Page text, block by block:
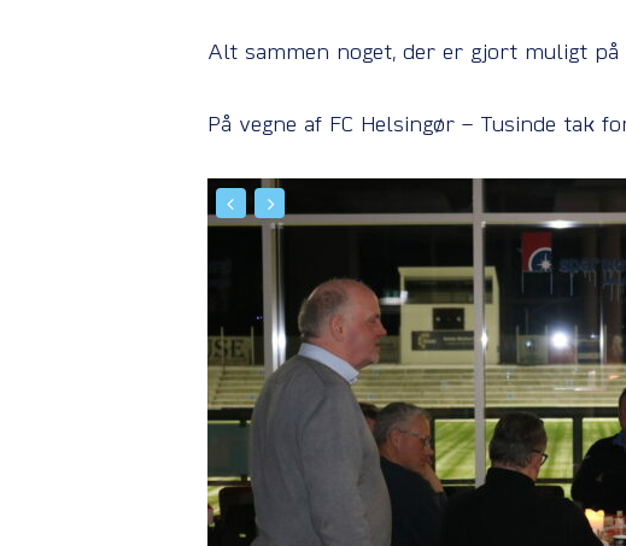
Alt sammen noget, der er gjort muligt
På vegne af FC Helsingør – Tusinde tak